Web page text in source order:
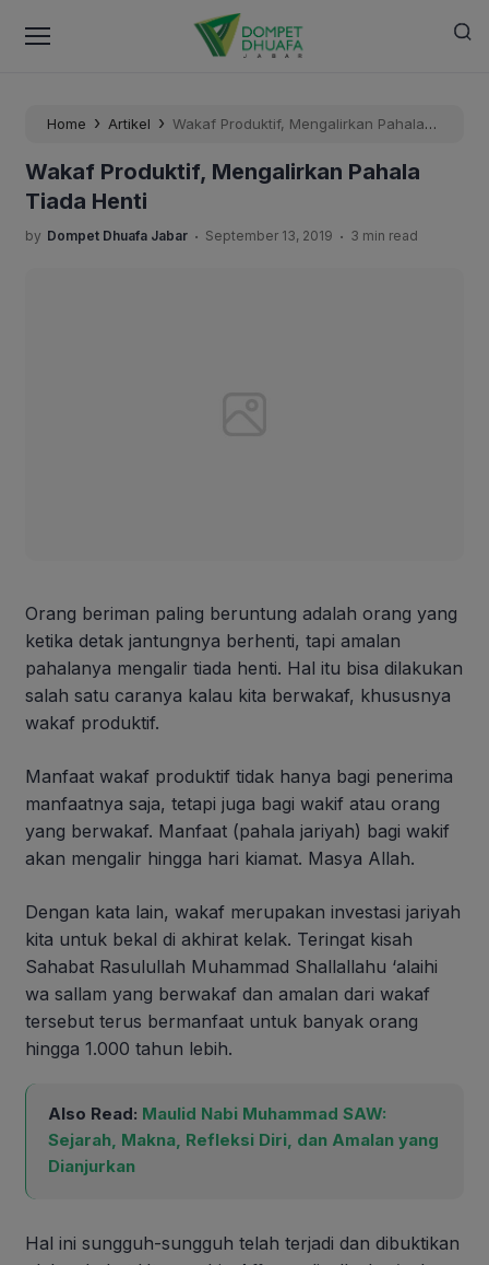
Home › Artikel › Wakaf Produktif, Mengalirkan Pahala
Wakaf Produktif, Mengalirkan Pahala
Tiada Henti
by Dompet Dhuafa Jabar . September 13, 2019 . 3 min read
Orang beriman paling beruntung adalah orang yang
ketika detak jantungnya berhenti, tapi amalan
pahalanya mengalir tiada henti. Hal itu bisa dilakukan
salah satu caranya kalau kita berwakaf, khususnya
wakaf produktif.
Manfaat wakaf produktif tidak hanya bagi penerima
manfaatnya saja, tetapi juga bagi wakif atau orang
yang berwakaf. Manfaat (pahala jariyah) bagi wakif
akan mengalir hingga hari kiamat. Masya Allah.
Dengan kata lain, wakaf merupakan investasi jariyah
kita untuk bekal di akhirat kelak. Teringat kisah
Sahabat Rasulullah Muhammad Shallallahu ‘alaihi
wa sallam yang berwakaf dan amalan dari wakaf
tersebut terus bermanfaat untuk banyak orang
hingga 1.000 tahun lebih.
Also Read: Maulid Nabi Muhammad SAW:
Sejarah, Makna, Refleksi Diri, dan Amalan yang
Dianjurkan
Hal ini sungguh-sungguh telah terjadi dan dibuktikan